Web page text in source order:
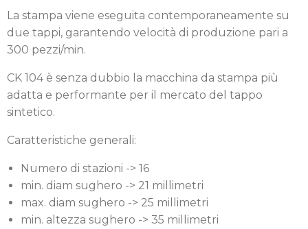
La stampa viene eseguita contemporaneamente su
due tappi, garantendo velocità di produzione pari a
300 pezzi/min.
CK 104 è senza dubbio la macchina da stampa più
adatta e performante per il mercato del tappo
sintetico.
Caratteristiche generali:
Numero di stazioni -> 16
min. diam sughero -> 21 millimetri
max. diam sughero -> 25 millimetri
min. altezza sughero -> 35 millimetri